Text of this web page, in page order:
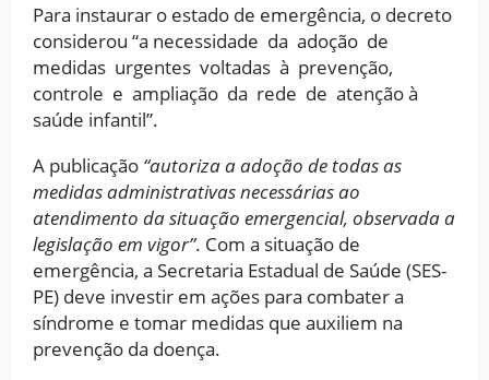
Para instaurar o estado de emergência, o decreto
considerou “a necessidade da adoção de
medidas urgentes voltadas à prevenção,
controle e ampliação da rede de atenção à
saúde infantil”.
A publicação “autoriza a adoção de todas as
medidas administrativas necessárias ao
atendimento da situação emergencial, observada a
legislação em vigor”. Com a situação de
emergência, a Secretaria Estadual de Saúde (SES-
PE) deve investir em ações para combater a
síndrome e tomar medidas que auxiliem na
prevenção da doença.